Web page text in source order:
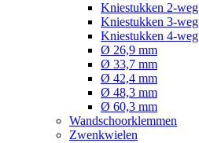
Kniestukken 2-weg
Kniestukken 3-weg
Kniestukken 4-weg
Ø 26,9 mm
Ø 33,7 mm
Ø 42,4 mm
Ø 48,3 mm
Ø 60,3 mm
Wandschoorklemmen
Zwenkwielen